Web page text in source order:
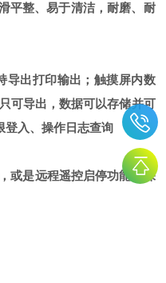
平整、易于清洁，耐磨、耐
出打印输出；触摸屏内数
可导出，数据可以存储并可
登入、操作日志查询
或是远程遥控启停功能，保